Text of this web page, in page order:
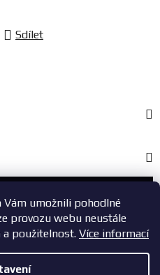
Vám umožnili pohodlné
provozu webu neustále
a použitelnost. Více informací
Sdílet
servis
785 748